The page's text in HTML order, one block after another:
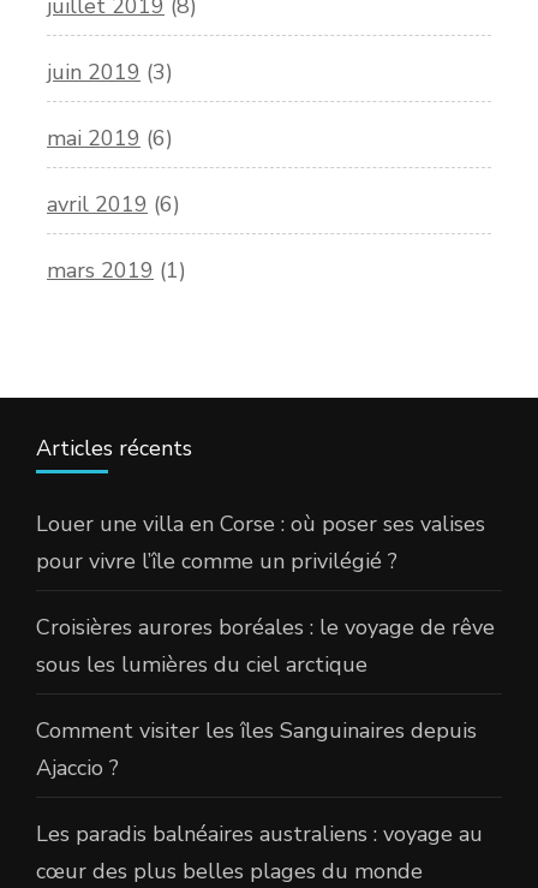
juillet 2019 (8)
juin 2019 (3)
mai 2019 (6)
avril 2019 (6)
mars 2019 (1)
Articles récents
Louer une villa en Corse : où poser ses valises
pour vivre l’île comme un privilégié ?
Croisières aurores boréales : le voyage de rêve
sous les lumières du ciel arctique
Comment visiter les îles Sanguinaires depuis
Ajaccio ?
Les paradis balnéaires australiens : voyage au
cœur des plus belles plages du monde